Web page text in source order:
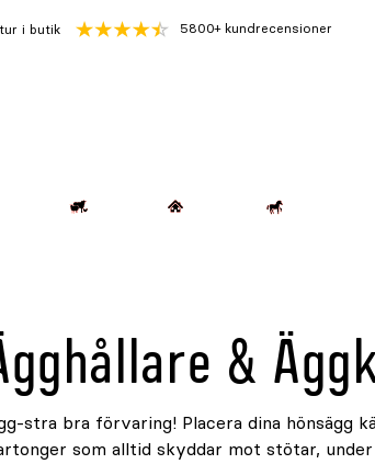
i butik 5800+ kundrecensioner
&
stra bra förvaring! Placera dina hönsägg
som alltid skyddar mot stötar,